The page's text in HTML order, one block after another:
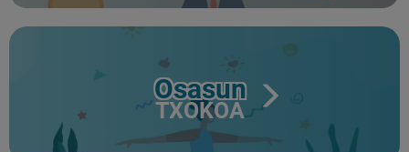
Osasun
TXOKOA